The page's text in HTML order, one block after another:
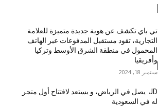
تي باي تكشف عن هوية جديدة متميزة للعلامة
التجارية، تقود مستقبل المدفوعات عبر الهاتف
المحمول في منطقة الشرق الأوسط وتركيا
وأفريقيا
سبتمبر 18, 2024
JD يصل في الرياض، و يستعد لافتتاح أول متجر
له في السعودية